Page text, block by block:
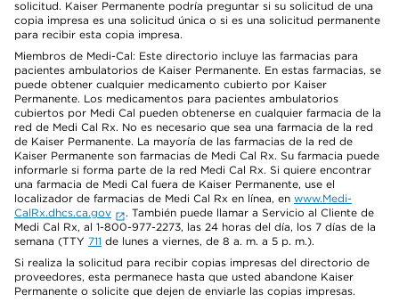
solicitud. Kaiser Permanente podría preguntar si su solicitud de una
copia impresa es una solicitud única o si es una solicitud permanente
para recibir esta copia impresa.
Miembros de Medi-Cal: Este directorio incluye las farmacias para
pacientes ambulatorios de Kaiser Permanente. En estas farmacias, se
puede obtener cualquier medicamento cubierto por Kaiser
Permanente. Los medicamentos para pacientes ambulatorios
cubiertos por Medi Cal pueden obtenerse en cualquier farmacia de la
red de Medi Cal Rx. No es necesario que sea una farmacia de la red
de Kaiser Permanente. La mayoría de las farmacias de la red de
Kaiser Permanente son farmacias de Medi Cal Rx. Su farmacia puede
informarle si forma parte de la red Medi Cal Rx. Si quiere encontrar
una farmacia de Medi Cal fuera de Kaiser Permanente, use el
localizador de farmacias de Medi Cal Rx en línea, en www.Medi-
CalRx.dhcs.ca.gov
. También puede llamar a Servicio al Cliente de
Medi Cal Rx, al 1-800-977-2273, las 24 horas del día, los 7 días de la
semana (TTY 711 de lunes a viernes, de 8 a. m. a 5 p. m.).
Si realiza la solicitud para recibir copias impresas del directorio de
proveedores, esta permanece hasta que usted abandone Kaiser
Permanente o solicite que dejen de enviarle las copias impresas.